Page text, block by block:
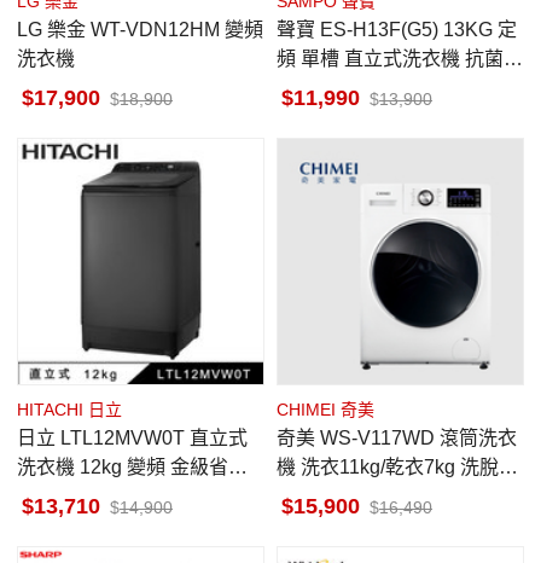
LG 樂金 WT-VDN12HM 變頻
洗衣機
17,900 18,900
聲寶 ES-H13F(G5) 13KG 定
頻 單槽 直立式洗衣機 抗菌不
鏽鋼內槽 槽洗淨 台灣製
11,990 13,900
HITACHI 日立
日立 LTL12MVW0T 直立式
洗衣機 12kg 變頻 金級省水
標章 靜墨灰
13,710 14,900
CHIMEI 奇美
奇美 WS-V117WD 滾筒洗衣
機 洗衣11kg/乾衣7kg 洗脫烘
變頻洗衣機 DD直驅變頻馬達
15,900 16,490